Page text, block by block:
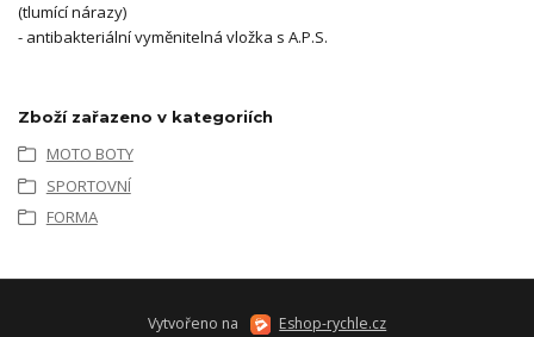
(tlumící nárazy)
- antibakteriální vyměnitelná vložka s A.P.S.
Zboží zařazeno v kategoriích
MOTO BOTY
SPORTOVNÍ
FORMA
Vytvořeno na Eshop-rychle.cz